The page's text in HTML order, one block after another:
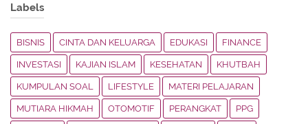
Labels
BISNIS CINTA DAN KELUARGA EDUKASI FINANCE
INVESTASI KAJIAN ISLAM KESEHATAN KHUTBAH
KUMPULAN SOAL LIFESTYLE MATERI PELAJARAN
MUTIARA HIKMAH OTOMOTIF PERANGKAT PPG